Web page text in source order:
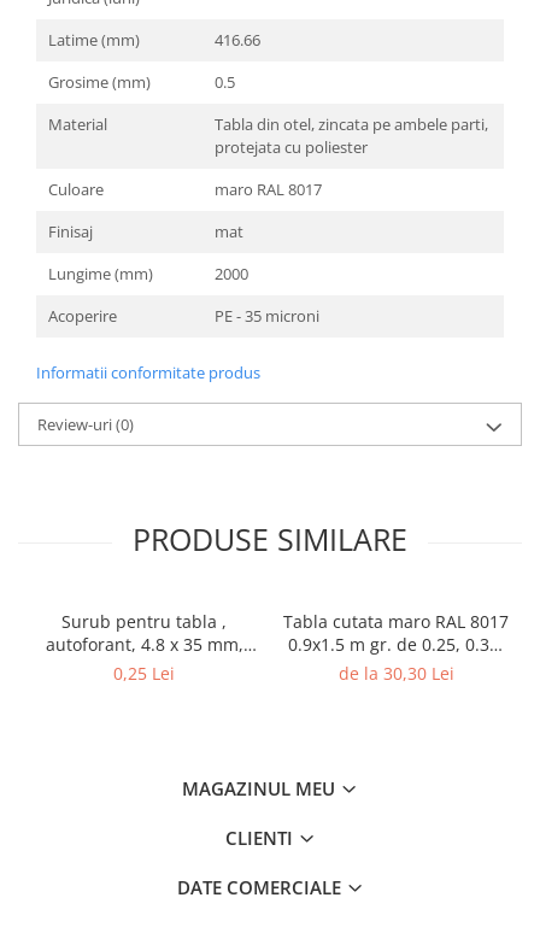
Latime (mm)
416.66
Grosime (mm)
0.5
Material
Tabla din otel, zincata pe ambele parti,
protejata cu poliester
Culoare
maro RAL 8017
Finisaj
mat
Lungime (mm)
2000
Acoperire
PE - 35 microni
Informatii conformitate produs
Review-uri(0)
PRODUSE SIMILARE
Surub pentru tabla ,
autoforant, 4.8 x 35 mm,
250 bucati/cutie
0,25 Lei
Tabla cutata maro RAL 8017
0.9x1.5 m gr. de 0.25, 0.30,
0.35 mm
de la 30,30 Lei
MAGAZINUL MEU
CLIENTI
DATE COMERCIALE